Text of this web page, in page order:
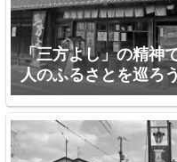
「三方よし」の精神
人のふるさとを巡ろう